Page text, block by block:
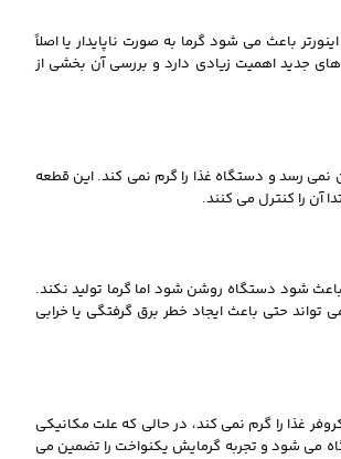
باعث می‌ شود گرما به صورت ناپایدار یا اصلاً
جدید اهمیت زیادی دارد و بررسی آن بخشی از
نمی‌ رسد و دستگاه غذا را گرم نمی‌ کند. این قطعه
آن را کنترل می‌ کنند.
شود دستگاه روشن شود اما گرما تولید نکند.
حتی باعث ایجاد خطر برق گرفتگی یا خرابی
غذا را گرم نمی‌ کند، در حالی که علت مکانیکی
می‌ شود و تجربه گرمایش یکنواخت را تضمین می‌